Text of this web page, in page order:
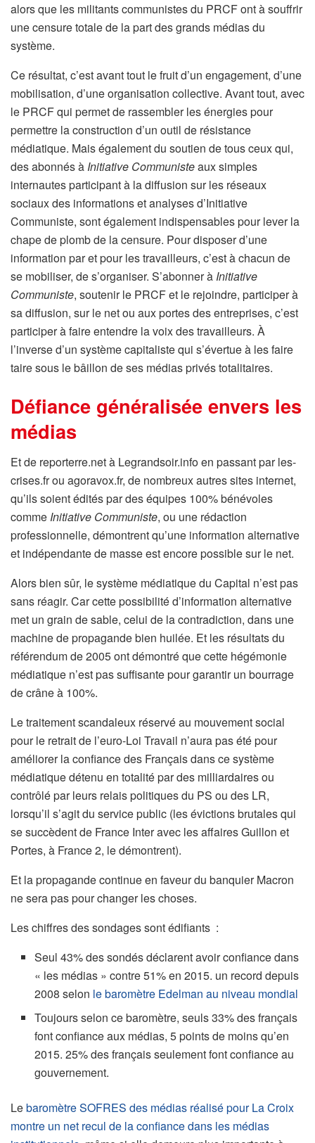
alors que les militants communistes du PRCF ont à souffrir
une censure totale de la part des grands médias du
système.
Ce résultat, c’est avant tout le fruit d’un engagement, d’une
mobilisation, d’une organisation collective. Avant tout, avec
le PRCF qui permet de rassembler les énergies pour
permettre la construction d’un outil de résistance
médiatique. Mais également du soutien de tous ceux qui,
des abonnés à Initiative Communisteaux simples
internautes participant à la diffusion sur les réseaux
sociaux des informations et analyses d’Initiative
Communiste, sont également indispensables pour lever la
chape de plomb de la censure. Pour disposer d’une
information par et pour les travailleurs, c’est à chacun de
se mobiliser, de s’organiser. S’abonner à Initiative
Communiste, soutenir le PRCF et le rejoindre, participer à
sa diffusion, sur le net ou aux portes des entreprises, c’est
participer à faire entendre la voix des travailleurs. À
l’inverse d’un système capitaliste qui s’évertue à les faire
taire sous le bâillon de ses médias privés totalitaires.
Défiance généralisée envers les
médias
Et de reporterre.net à Legrandsoir.info en passant par les-
crises.fr ou agoravox.fr, de nombreux autres sites internet,
qu’ils soient édités par des équipes 100% bénévoles
comme Initiative Communiste, ou une rédaction
professionnelle, démontrent qu’une information alternative
et indépendante de masse est encore possible sur le net.
Alors bien sûr, le système médiatique du Capital n’est pas
sans réagir. Car cette possibilité d’information alternative
met un grain de sable, celui de la contradiction, dans une
machine de propagande bien huilée. Et les résultats du
référendum de 2005 ont démontré que cette hégémonie
médiatique n’est pas suffisante pour garantir un bourrage
de crâne à 100%.
Le traitement scandaleux réservé au mouvement social
pour le retrait de l’euro-Loi Travail n’aura pas été pour
améliorer la confiance des Français dans ce système
médiatique détenu en totalité par des milliardaires ou
contrôlé par leurs relais politiques du PS ou des LR,
lorsqu’il s’agit du service public (les évictions brutales qui
se succèdent de France Inter avec les affaires Guillon et
Portes, à France 2, le démontrent).
Et la propagande continue en faveur du banquier Macron
ne sera pas pour changer les choses.
Les chiffres des sondages sont édifiants :
Seul 43% des sondés déclarent avoir confiance dans
« les médias » contre 51% en 2015. un record depuis
2008 selon le baromètre Edelman au niveau mondial
Toujours selon ce baromètre, seuls 33% des français
font confiance aux médias, 5 points de moins qu’en
2015. 25% des français seulement font confiance au
gouvernement.
Lebaromètre SOFRES des médias réalisé pour La Croix
montre un net recul de la confiance dans les médias